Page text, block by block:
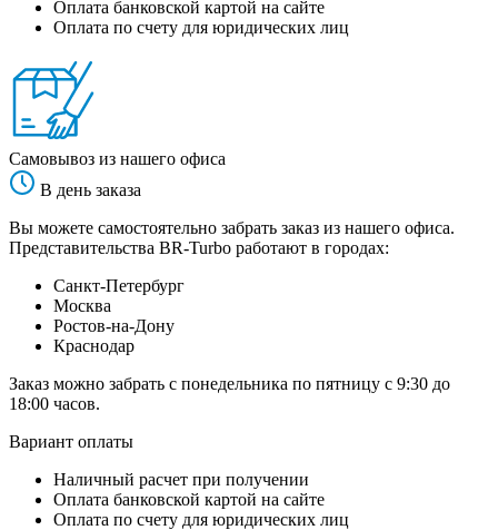
Оплата банковской картой на сайте
Оплата по счету для юридических лиц
Самовывоз из нашего офиса
В день заказа
Вы можете самостоятельно забрать заказ из нашего офиса.
Представительства BR-Turbo работают в городах:
Санкт-Петербург
Москва
Ростов-на-Дону
Краснодар
Заказ можно забрать с понедельника по пятницу с 9:30 до
18:00 часов.
Вариант оплаты
Наличный расчет при получении
Оплата банковской картой на сайте
Оплата по счету для юридических лиц